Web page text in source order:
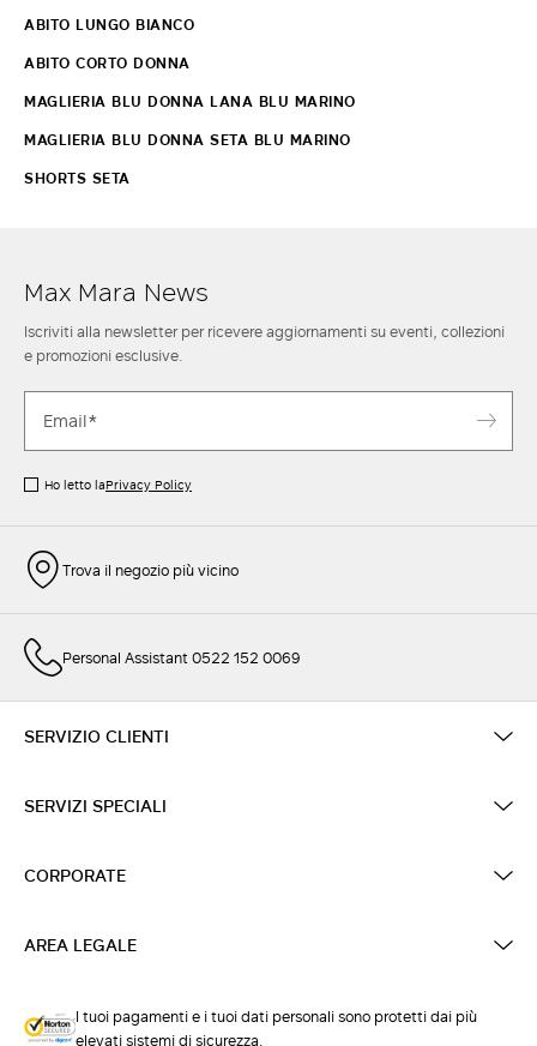
ABITO LUNGO BIANCO
ABITO CORTO DONNA
MAGLIERIA BLU DONNA LANA BLU MARINO
MAGLIERIA BLU DONNA SETA BLU MARINO
SHORTS SETA
Max Mara News
Iscriviti alla newsletter per ricevere aggiornamenti su eventi, collezioni
e promozioni esclusive.
Ho letto laPrivacy Policy
Trova il negozio più vicino
Personal Assistant 0522 152 0069
SERVIZIO CLIENTI
SERVIZI SPECIALI
CORPORATE
AREA LEGALE
I tuoi pagamenti e i tuoi dati personali sono protetti dai più
elevati sistemi di sicurezza.